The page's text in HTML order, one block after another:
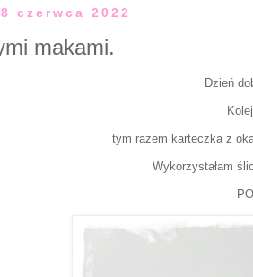
czerwca 2022
makami.
tym razem karteczka z
Wykorzystałam